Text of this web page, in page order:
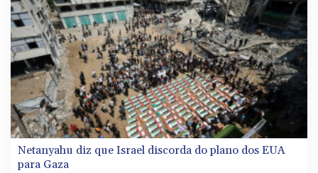
Netanyahu diz que Israel discorda do plano dos EUA
para Gaza